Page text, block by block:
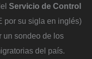
Servicio de Control
por su sigla en inglés)
un sondeo de los
del país.